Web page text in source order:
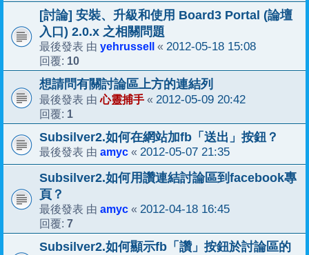
[討論] 安裝、升級和使用 Board3 Portal (論壇
入口) 2.0.x 之相關問題
最後發表 由 yehrussell « 2012-05-18 15:08
回覆: 10
想請問有關討論區上方的連結列
最後發表 由心靈捕手 « 2012-05-09 20:42
回覆: 1
Subsilver2.如何在網站加fb「送出」按鈕？
最後發表 由 amyc « 2012-05-07 21:35
Subsilver2.如何用讚連結討論區到facebook專
頁？
最後發表 由 amyc « 2012-04-18 16:45
回覆: 7
Subsilver2.如何顯示fb「讚」按鈕於討論區的